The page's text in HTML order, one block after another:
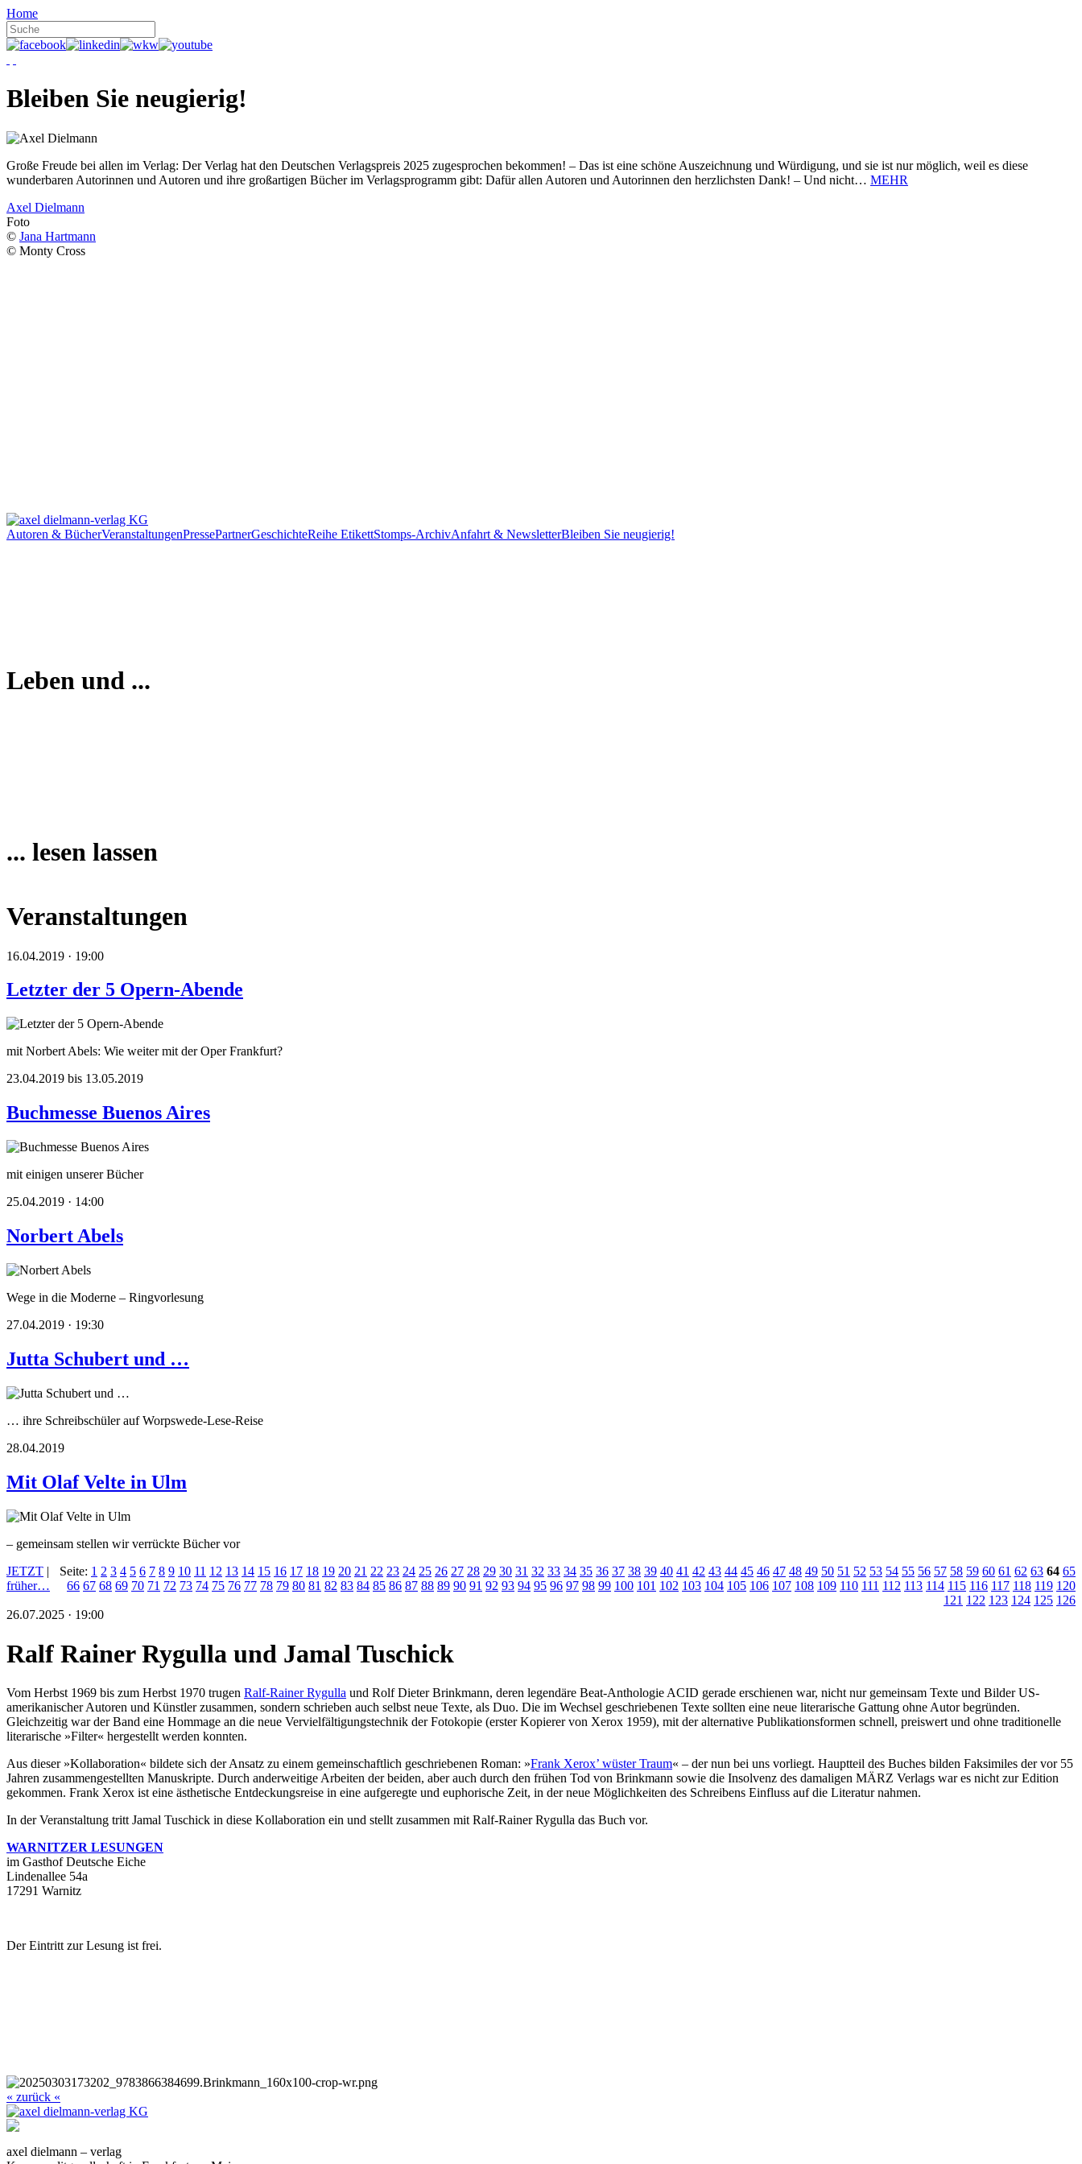
Home
Bleiben Sie neugierig!
Große Freude bei allen im Verlag: Der Verlag hat den Deutschen Verlagspreis 2025 zugesprochen bekommen! – Das ist eine schöne Auszeichnung und Würdigung, und sie ist nur möglich, weil es diese
wunderbaren Autorinnen und Autoren und ihre großartigen Bücher im Verlagsprogramm gibt: Dafür allen Autoren und Autorinnen den herzlichsten Dank! – Und nicht… MEHR
Axel Dielmann
Foto
© Jana Hartmann
© Monty Cross
Autoren & BücherVeranstaltungenPressePartnerGeschichteReihe EtikettStomps-ArchivAnfahrt & NewsletterBleiben Sie neugierig!
Leben und ...
... lesen lassen
Veranstaltungen
16.04.2019 · 19:00
Letzter der 5 Opern-Abende
mit Norbert Abels: Wie weiter mit der Oper Frankfurt?
23.04.2019 bis 13.05.2019
Buchmesse Buenos Aires
mit einigen unserer Bücher
25.04.2019 · 14:00
Norbert Abels
Wege in die Moderne – Ringvorlesung
27.04.2019 · 19:30
Jutta Schubert und …
… ihre Schreibschüler auf Worpswede-Lese-Reise
28.04.2019
Mit Olaf Velte in Ulm
– gemeinsam stellen wir verrückte Bücher vor
JETZT |
früher…
Seite: 1 2 3 4 5 6 7 8 9 10 11 12 13 14 15 16 17 18 19 20 21 22 23 24 25 26 27 28 29 30 31 32 33 34 35 36 37 38 39 40 41 42 43 44 45 46 47 48 49 50 51 52 53 54 55 56 57 58 59 60 61 62 63 64 65
66 67 68 69 70 71 72 73 74 75 76 77 78 79 80 81 82 83 84 85 86 87 88 89 90 91 92 93 94 95 96 97 98 99 100 101 102 103 104 105 106 107 108 109 110 111 112 113 114 115 116 117 118 119 120
121 122 123 124 125 126
26.07.2025 · 19:00
Ralf Rainer Rygulla und Jamal Tuschick
Vom Herbst 1969 bis zum Herbst 1970 trugen Ralf-Rainer Rygulla und Rolf Dieter Brinkmann, deren legendäre Beat-Anthologie ACID gerade erschienen war, nicht nur gemeinsam Texte und Bilder US-
amerikanischer Autoren und Künstler zusammen, sondern schrieben auch selbst neue Texte, als Duo. Die im Wechsel geschriebenen Texte sollten eine neue literarische Gattung ohne Autor begründen.
Gleichzeitig war der Band eine Hommage an die neue Vervielfältigungstechnik der Fotokopie (erster Kopierer von Xerox 1959), mit der alternative Publikationsformen schnell, preiswert und ohne traditionelle
literarische »Filter« hergestellt werden konnten.
Aus dieser »Kollaboration« bildete sich der Ansatz zu einem gemeinschaftlich geschriebenen Roman: »Frank Xerox’ wüster Traum« – der nun bei uns vorliegt. Hauptteil des Buches bilden Faksimiles der vor 55
Jahren zusammengestellten Manuskripte. Durch anderweitige Arbeiten der beiden, aber auch durch den frühen Tod von Brinkmann sowie die Insolvenz des damaligen MÄRZ Verlags war es nicht zur Edition
gekommen. Frank Xerox ist eine ästhetische Entdeckungsreise in eine aufgeregte und euphorische Zeit, in der neue Möglichkeiten des Schreibens Einfluss auf die Literatur nahmen.
In der Veranstaltung tritt Jamal Tuschick in diese Kollaboration ein und stellt zusammen mit Ralf-Rainer Rygulla das Buch vor.
WARNITZER LESUNGEN
im Gasthof Deutsche Eiche
Lindenallee 54a
17291 Warnitz
Der Eintritt zur Lesung ist frei.
« zurück «
axel dielmann – verlag